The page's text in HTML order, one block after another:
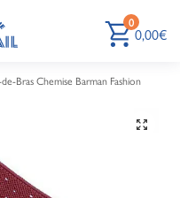
0
0,00€
Bras Chemise Barman Fashion
🔍